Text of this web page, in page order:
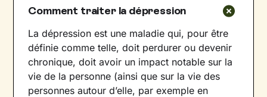
Comment traiter la dépression
La dépression est une maladie qui, pour être
définie comme telle, doit perdurer ou devenir
chronique, doit avoir un impact notable sur la
vie de la personne (ainsi que sur la vie des
personnes autour d’elle, par exemple en